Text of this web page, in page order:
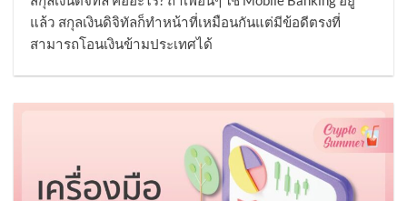
แล้ว สกุลเงินดิจิทัลก็ทำหน้าที่เหมือนกันแต่มีข้อดีตรงที่
สามารถโอนเงินข้ามประเทศได้